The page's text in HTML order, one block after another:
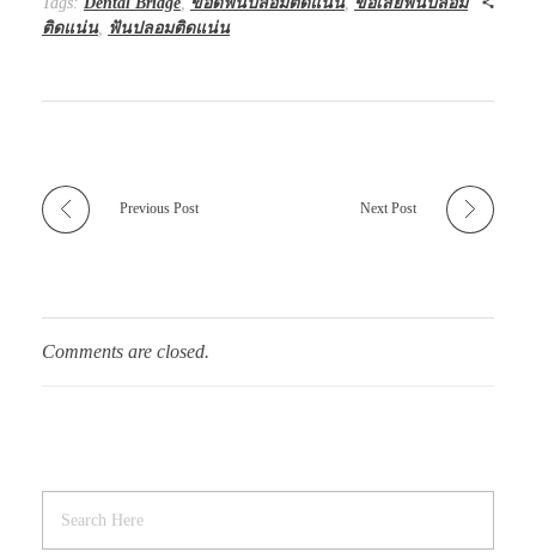
ติดแน่น, ฟันปลอมติดแน่น
Previous Post Next Post
Comments are closed.